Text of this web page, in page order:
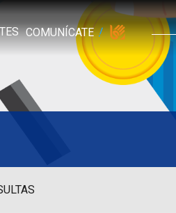
COMUNÍCATE